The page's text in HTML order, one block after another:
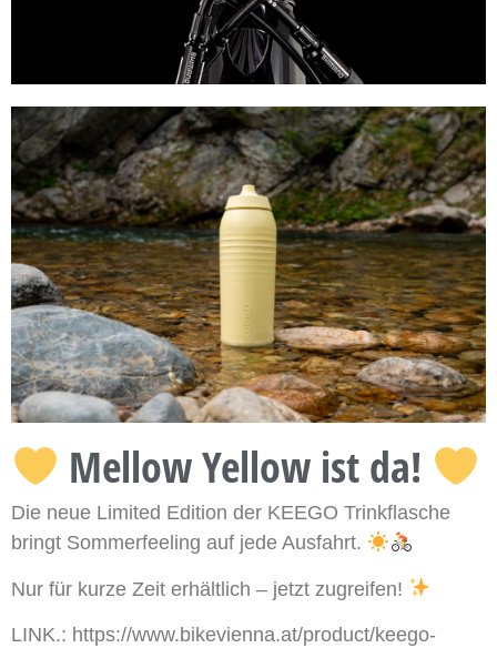
Mellow Yellow ist da!
Die neue Limited Edition der KEEGO Trinkflasche
bringt Sommerfeeling auf jede Ausfahrt.
Nur für kurze Zeit erhältlich – jetzt zugreifen!
LINK.: https://www.bikevienna.at/product/keego-